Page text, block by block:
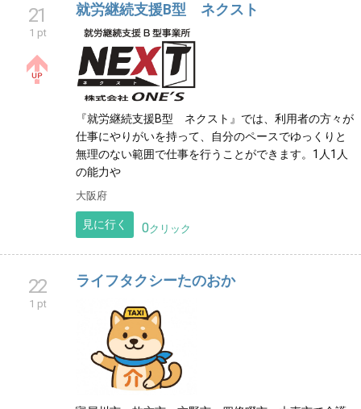
21
1 pt
就労継続支援B型 ネクスト
『就労継続支援B型 ネクスト』では、利用者の方々が
仕事にやりがいを持って、自分のペースでゆっくりと
無理のない範囲で仕事を行うことができます。1人1人
の能力や
大阪府
見に行く 0クリック
22
1 pt
ライフタクシーたのおか